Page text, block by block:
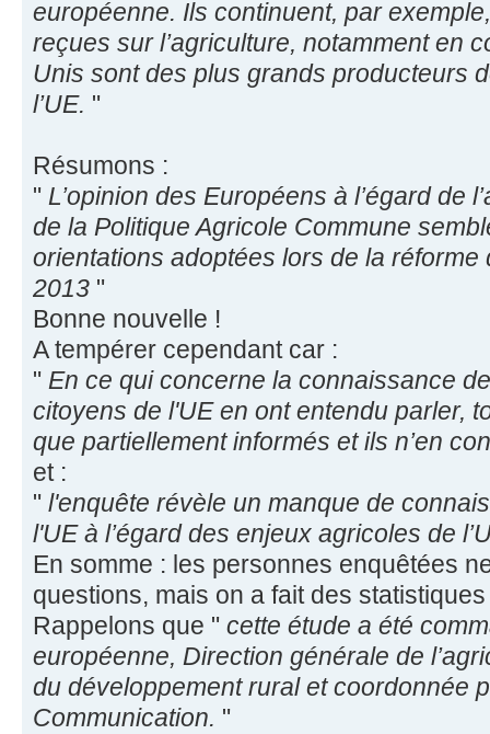
européenne. Ils continuent, par
reçues sur l’agriculture, notamment en
Unis sont des plus grands producteurs
l’UE. "
Résumons :
" L’opinion des Européens à l’égard de
de la Politique Agricole Commune
orientations adoptées lors de la réforme
2013 "
Bonne nouvelle !
A tempérer cependant car :
" En ce qui concerne la connaissance
citoyens de l'UE en ont entendu parler,
que partiellement informés et ils n’en
et :
" l'enquête révèle un manque de
l'UE à l’égard des enjeux agricoles de
En somme : les personnes enquêtées
questions, mais on a fait des
Rappelons que " cette étude a été
européenne, Direction générale de
du développement rural et coordonnée
Communication. "